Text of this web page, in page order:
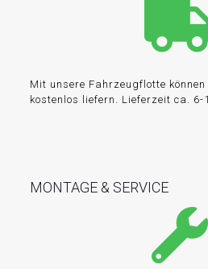
Mit unsere Fahrzeugflotte
kostenlos liefern. Lieferzeit ca. 6-
MONTAGE & SERVICE